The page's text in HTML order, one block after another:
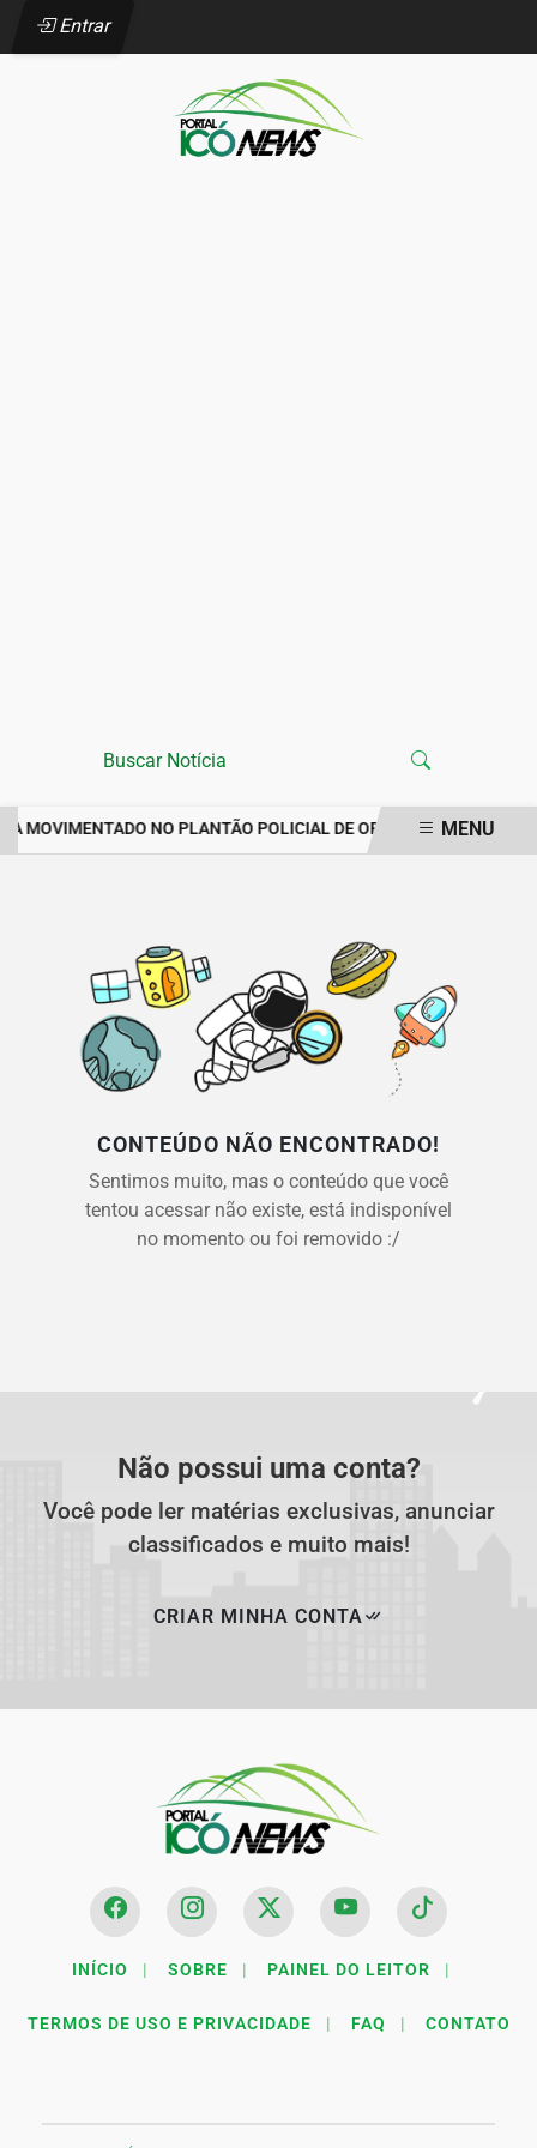
Entrar
MOVIMENTADO NO PLANTÃO POLICIAL DE ORÓS REGISTRA
MENU
CONTEÚDO NÃO ENCONTRADO!
Sentimos muito, mas o conteúdo que você
tentou acessar não existe, está indisponível
no momento ou foi removido :/
Não possui uma conta?
Você pode ler matérias exclusivas, anunciar
classificados e muito mais!
CRIAR MINHA CONTA
INÍCIO | SOBRE | PAINEL DO LEITOR |
TERMOS DE USO E PRIVACIDADE | FAQ | CONTATO
você concorda com nossos Termos de Uso e